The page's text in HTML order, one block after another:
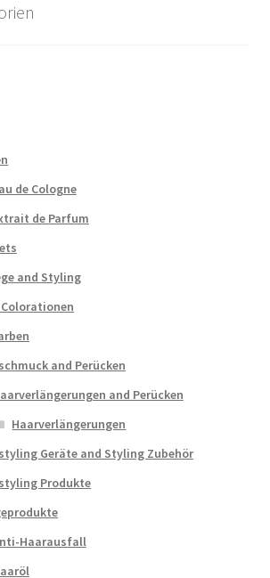
de Cologne
de Parfum
and Styling
and Perücken
and Perücken
Haarverlängerungen
Geräte and Styling Zubehör
Produkte
Haarausfall